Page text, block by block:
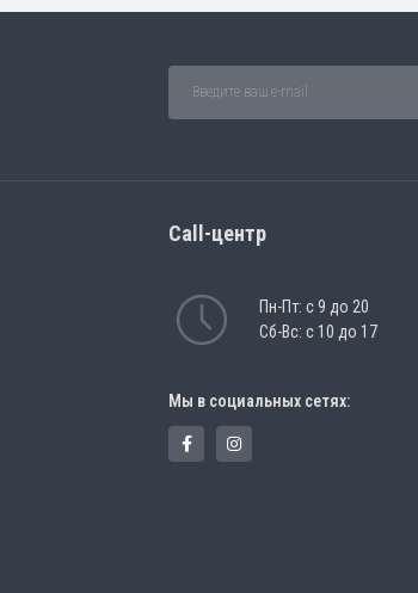
Call-центр
Пн-Пт: с 9 до 20
Сб-Вс: с 10 до 17
Мы в социальных сетях: